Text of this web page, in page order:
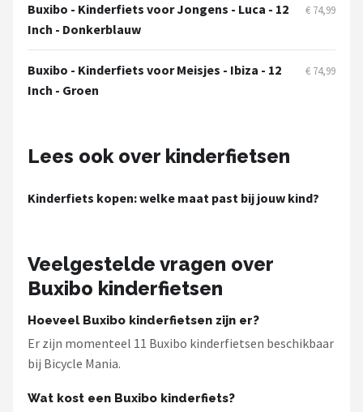
BBB Cycling
Schwalbe
Voltano
Cortina
Alle merken →
Buxibo - Kinderfiets voor Jongens - Luca - 12
Inch - Donkerblauw
€ 74,99
Buxibo - Kinderfiets voor Meisjes - Ibiza - 12
Inch - Groen
€ 74,99
Lees ook over kinderfietsen
Kinderfiets kopen: welke maat past bij jouw kind?
Veelgestelde vragen over
Buxibo kinderfietsen
Hoeveel Buxibo kinderfietsen zijn er?
Er zijn momenteel 11 Buxibo kinderfietsen beschikbaar
bij Bicycle Mania.
Wat kost een Buxibo kinderfiets?